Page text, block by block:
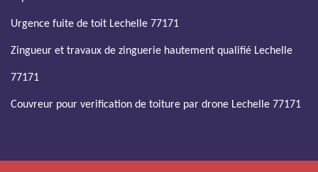
Urgence fuite de toit Lechelle 77171
Zingueur et travaux de zinguerie hautement qualifié Lechelle
77171
Couvreur pour verification de toiture par drone Lechelle 77171